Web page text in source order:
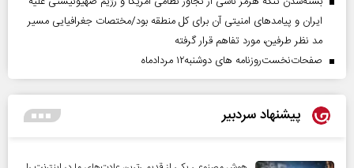
ایران و پیامد‌های امنیتی آن برای کل منطقه بود/مختصات جغرافیایی مسیر
مد نظر طرفین، مورد تفاهم قرار گرفته
صفحات‌نخست‌روزنامه ها‌ی دوشنبه‌۱۲ مردادماه
پیشنهاد سردبیر